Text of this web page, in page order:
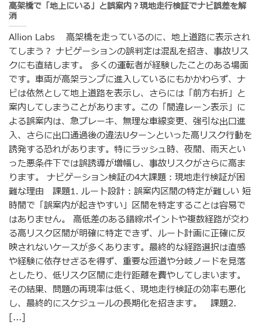
高架橋で「地上にいる」と誤案内？現地走行検証でナビ誤差を解
消
Allion Labs 高架橋を走っているのに、地上道路に表示され
てしまう？ ナビゲーションの誤判定は混乱を招き、事故リス
クにも直結します。 多くの運転者が経験したことのある場面
です。車両が高架ランプに進入しているにもかかわらず、ナ
ビは依然として地上道路を表示し、さらには「前方右折」と
案内してしまうことがあります。この「間違レーン表示」に
よる誤案内は、急ブレーキ、無理な車線変更、強引な出口進
入、さらに出口通過後の違法Uターンといった高リスク行動を
誘発する恐れがあります。特にラッシュ時、夜間、雨天とい
った悪条件下では誤誘導が増幅し、事故リスクがさらに高ま
ります。 ナビゲーション検証の4大課題：現地走行検証が困
難な理由 課題1. ルート設計：誤案内区間の特定が難しい 短
時間で「誤案内が起きやすい」区間を特定することは容易で
はありません。 高低差のある錯綜ポイントや複数経路が交わ
る高リスク区間が明確に特定できず、ルート計画に正確に反
映されないケースが多くあります。最終的な経路選択は直感
や経験に依存せざるを得ず、重要な匝道や分岐ノードを見落
としたり、低リスク区間に走行距離を費やしてしまいます。
その結果、問題の再現率は低く、現地走行検証の効率も悪化
し、最終的にスケジュールの長期化を招きます。 課題2.
[...]